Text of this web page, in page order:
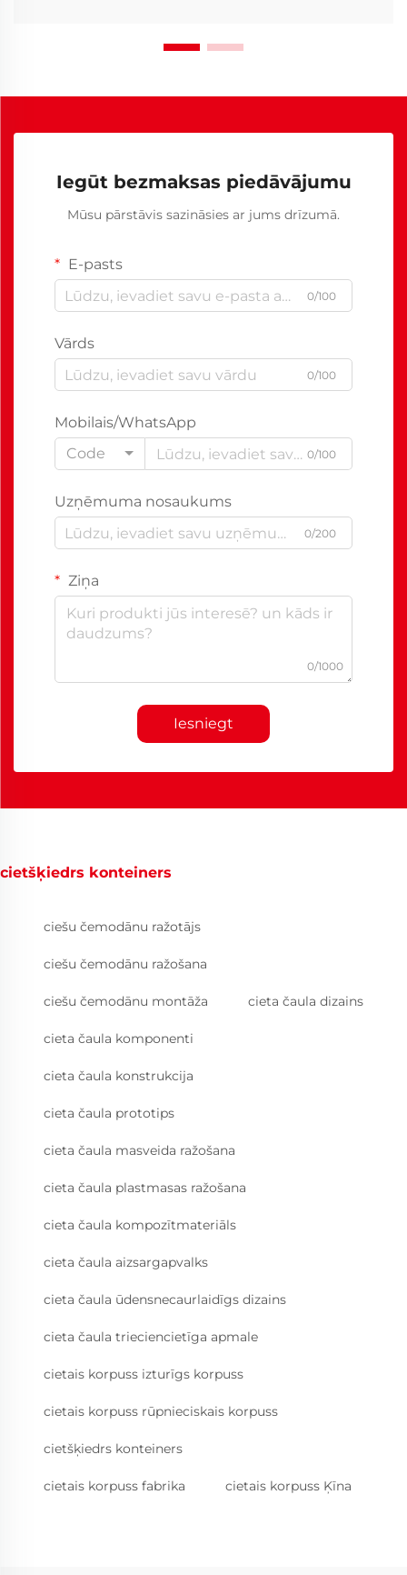
Iegūt bezmaksas piedāvājumu
Mūsu pārstāvis sazināsies ar jums drīzumā.
E-pasts
0/100
Vārds
0/100
Mobilais/WhatsApp
Code
0/100
Uzņēmuma nosaukums
0/200
Ziņa
0/1000
Iesniegt
cietšķiedrs konteiners
ciešu čemodānu ražotājs
ciešu čemodānu ražošana
ciešu čemodānu montāža cieta čaula dizains
cieta čaula komponenti
cieta čaula konstrukcija
cieta čaula prototips
cieta čaula masveida ražošana
cieta čaula plastmasas ražošana
cieta čaula kompozītmateriāls
cieta čaula aizsargapvalks
cieta čaula ūdensnecaurlaidīgs dizains
cieta čaula trieciencietīga apmale
cietais korpuss izturīgs korpuss
cietais korpuss rūpnieciskais korpuss
cietšķiedrs konteiners
cietais korpuss fabrika cietais korpuss Ķīna